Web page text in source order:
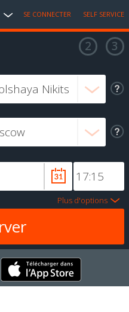
SE CONNECTER SELF SERVICE
Plus d'options